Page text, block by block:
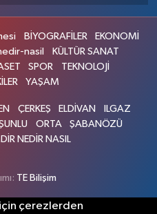
BİYOGRAFİLER
EKONOMİ
nasil
KÜLTÜR SANAT
SPOR
TEKNOLOJİ
YAŞAM
ÇERKEŞ ELDİVAN
ILGAZ
ORTA
ŞABANÖZÜ
NEDİR NASIL
TE Bilişim
çerezlerden